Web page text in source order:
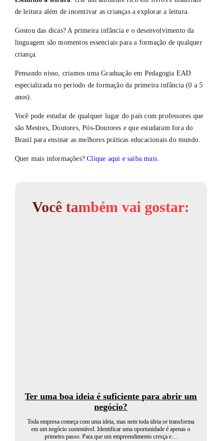
de leitura além de incentivar as crianças a explorar a leitura.
Gostou das dicas? A primeira infância e o desenvolvimento da
linguagem são momentos essenciais para a formação de qualquer
criança.
Pensando nisso, criamos uma Graduação em Pedagogia EAD
especializada no período de formação da primeira infância (0 a 5
anos).
Você pode estudar de qualquer lugar do país com professores que
são Mestres, Doutores, Pós-Doutores e que estudaram fora do
Brasil para ensinar as melhores práticas educacionais do mundo.
Quer mais informações?Clique aqui e saiba mais.
Você também vai gostar:
Ter uma boa ideia é suficiente para abrir um
negócio?
Toda empresa começa com uma ideia, mas nem toda ideia se transforma
em um negócio sustentável. Identificar uma oportunidade é apenas o
primeiro passo. Para que um empreendimento cresça e…